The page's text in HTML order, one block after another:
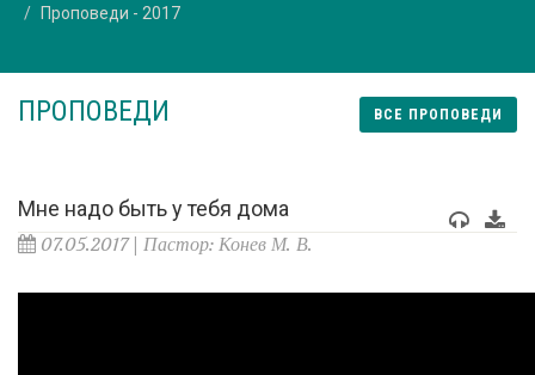
Проповеди - 2017
ПРОПОВЕДИ ВСЕ ПРОПОВЕДИ
Мне надо быть у тебя дома
07.05.2017 | Пастор: Конев М. В.